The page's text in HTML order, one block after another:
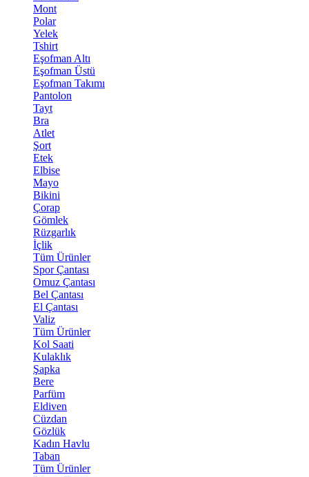
Mont
Polar
Yelek
Tshirt
Eşofman Altı
Eşofman Üstü
Eşofman Takımı
Pantolon
Tayt
Bra
Atlet
Şort
Etek
Elbise
Mayo
Bikini
Çorap
Gömlek
Rüzgarlık
İçlik
Tüm Ürünler
Spor Çantası
Omuz Çantası
Bel Çantası
El Çantası
Valiz
Tüm Ürünler
Kol Saati
Kulaklık
Şapka
Bere
Parfüm
Eldiven
Cüzdan
Gözlük
Kadın Havlu
Taban
Tüm Ürünler